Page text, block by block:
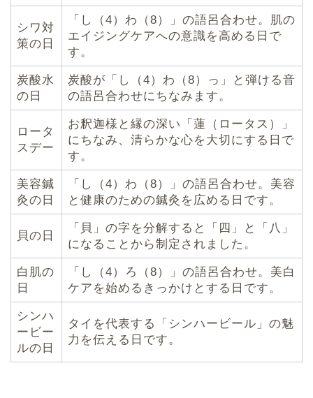
シワ対
策の日
「し（4）わ（8）」の語呂合わせ。肌の
エイジングケアへの意識を高める日で
す。
炭酸水
の日
炭酸が「し（4）わ（8）っ」と弾ける音
の語呂合わせにちなみます。
ロータ
スデー
お釈迦様と縁の深い「蓮（ロータス）」
にちなみ、清らかな心を大切にする日で
す。
美容鍼
灸の日
「し（4）わ（8）」の語呂合わせ。美容
と健康のための鍼灸を広める日です。
貝の日
「貝」の字を分解すると「四」と「八」
になることから制定されました。
白肌の
日
「し（4）ろ（8）」の語呂合わせ。美白
ケアを始めるきっかけとする日です。
シンハ
ービー
ルの日
タイを代表する「シンハービール」の魅
力を伝える日です。